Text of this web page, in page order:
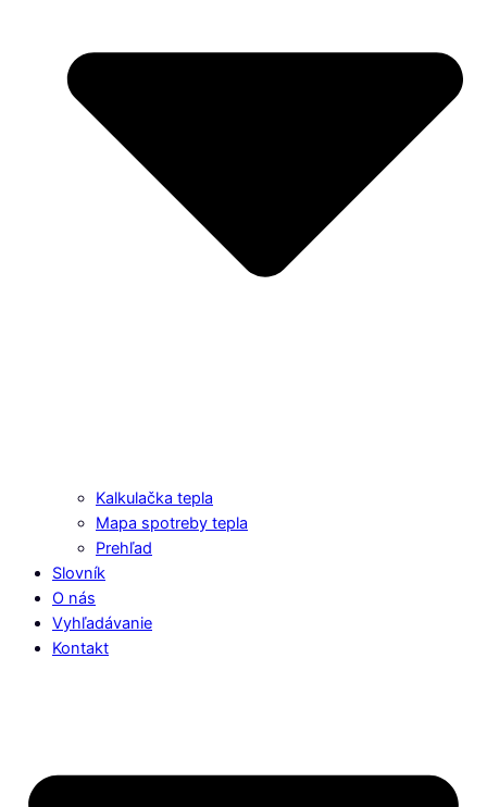
Kalkulačka tepla
Mapa spotreby tepla
Prehľad
Slovník
O nás
Vyhľadávanie
Kontakt